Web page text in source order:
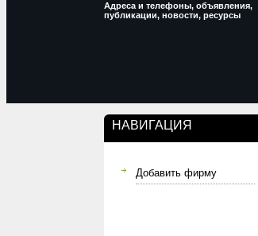
Адреса и телефоны, объявления,
публикации, новости, ресурсы
НАВИГАЦИЯ
Добавить фирму